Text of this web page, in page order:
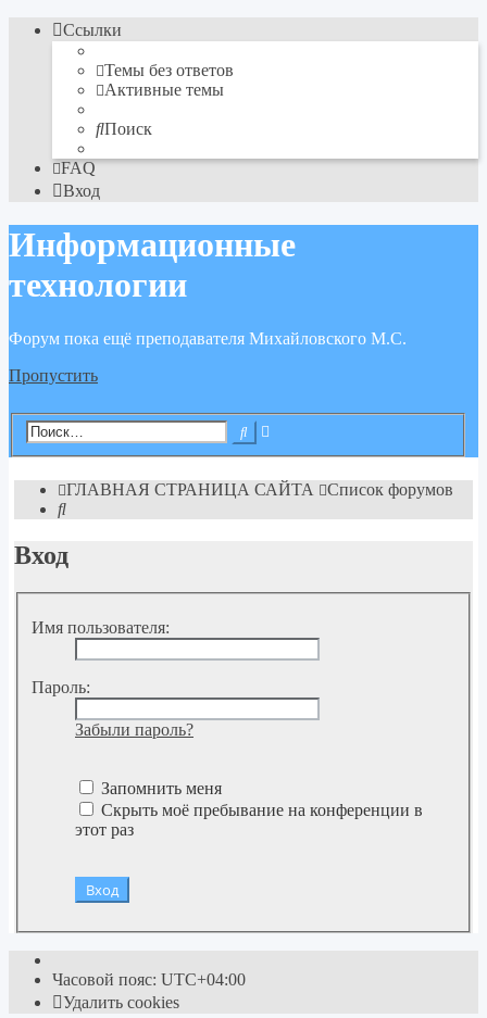
Ссылки
Темы без ответов
Активные темы
Поиск
FAQ
Вход
Информационные
технологии
Форум пока ещё преподавателя Михайловского М.С.
Пропустить
Поиск
ГЛАВНАЯ СТРАНИЦА САЙТА
Список форумов
Поиск
Вход
Имя пользователя:
Пароль:
Забыли пароль?
Запомнить меня
Скрыть моё пребывание на конференции в
этот раз
Часовой пояс: UTC+04:00
Удалить cookies